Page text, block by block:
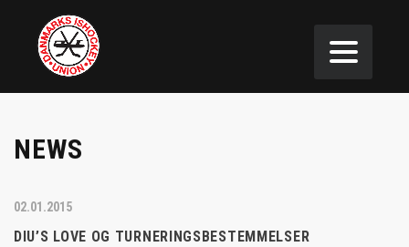
NEWS
02.01.2015
DIU’S LOVE OG TURNERINGSBESTEMMELSER